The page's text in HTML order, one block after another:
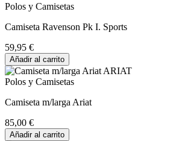
Polos y Camisetas
Camiseta Ravenson Pk I. Sports
59,95 €
Añadir al carrito
Polos y Camisetas
Camiseta m/larga Ariat
85,00 €
Añadir al carrito